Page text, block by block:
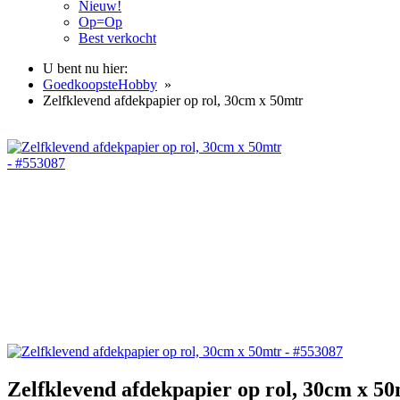
Nieuw!
Op=Op
Best verkocht
U bent nu hier:
GoedkoopsteHobby »
Zelfklevend afdekpapier op rol, 30cm x 50mtr
Zelfklevend afdekpapier op rol, 30cm x